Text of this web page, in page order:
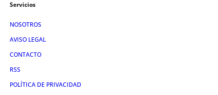
Servicios
NOSOTROS
AVISO LEGAL
CONTACTO
RSS
POLÍTICA DE PRIVACIDAD